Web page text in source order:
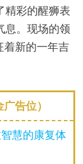
精彩的醒狮表
息。现场的领
着新的一年吉
告位）
慧的康复体